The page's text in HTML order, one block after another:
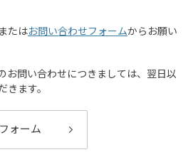
たはお問い合わせフォームからお願い
お問い合わせにつきましては、翌日以
ます。
ォーム